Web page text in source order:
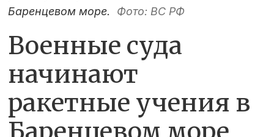
Баренцевом море.
Фото: ВС РФ
Военные суда
начинают
ракетные учения в